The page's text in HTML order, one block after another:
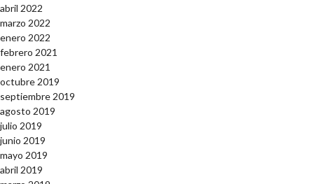
abril 2022
marzo 2022
enero 2022
febrero 2021
enero 2021
octubre 2019
septiembre 2019
agosto 2019
julio 2019
junio 2019
mayo 2019
abril 2019